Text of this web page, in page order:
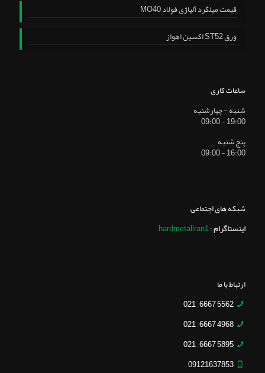
قیمت میلگرد آلیاژی فولاد MO40
ورق ST52 اکسین اهواز
ساعات کاری
شنبه - چهارشنبه
19:00 - 09:00
پنج شنبه
16:00 - 09:00
شبکه های اجتماعی
اینستاگرام:
hardmetaliran1
ارتباط با ما
5562 6667 – 021
4968 6667 – 021
5895 6667 – 021
09121637853